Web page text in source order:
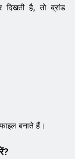
है, तो ब्रांड
बनाते हैं।